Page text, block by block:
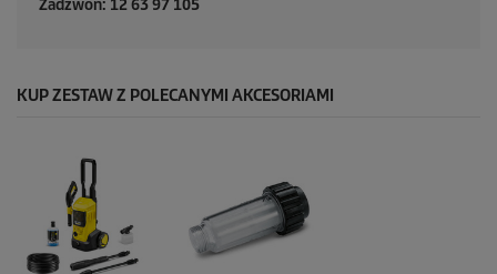
Zadzwoń: 12 63 97 105
KUP ZESTAW Z POLECANYMI AKCESORIAMI